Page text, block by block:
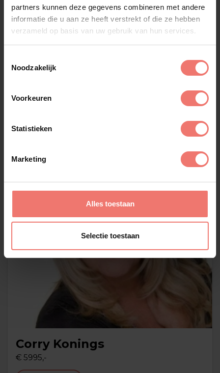
partners kunnen deze gegevens combineren met andere
informatie die u aan ze heeft verstrekt of die ze hebben
verzameld op basis van uw gebruik van hun services.
Noodzakelijk
Voorkeuren
Statistieken
Marketing
Alles toestaan
Selectie toestaan
John de Bever
Lees meer
Corry Konings
€ 5995,-